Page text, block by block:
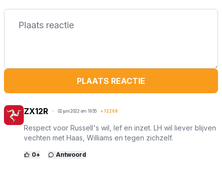
PLAATS REACTIE
ZX12R 02 juni 2022 om 19:55 + 12268
Respect voor Russell's wil, lef en inzet. LH wil liever blijven
vechten met Haas, Williams en tegen zichzelf.
0+ Antwoord